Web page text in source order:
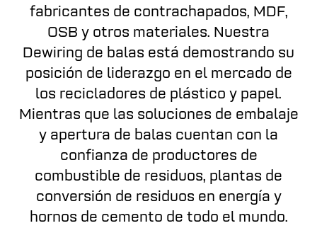
fabricantes de contrachapados, MDF,
OSB y otros materiales. Nuestra
Dewiring de balas está demostrando su
posición de liderazgo en el mercado de
los recicladores de plástico y papel.
Mientras que las soluciones de embalaje
y apertura de balas cuentan con la
confianza de productores de
combustible de residuos, plantas de
conversión de residuos en energía y
hornos de cemento de todo el mundo.